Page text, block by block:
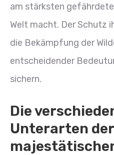
am stärksten
Welt macht. Der Schutz
die Bekämpfung der
entscheidender
sichern.
Die
Unterarten der